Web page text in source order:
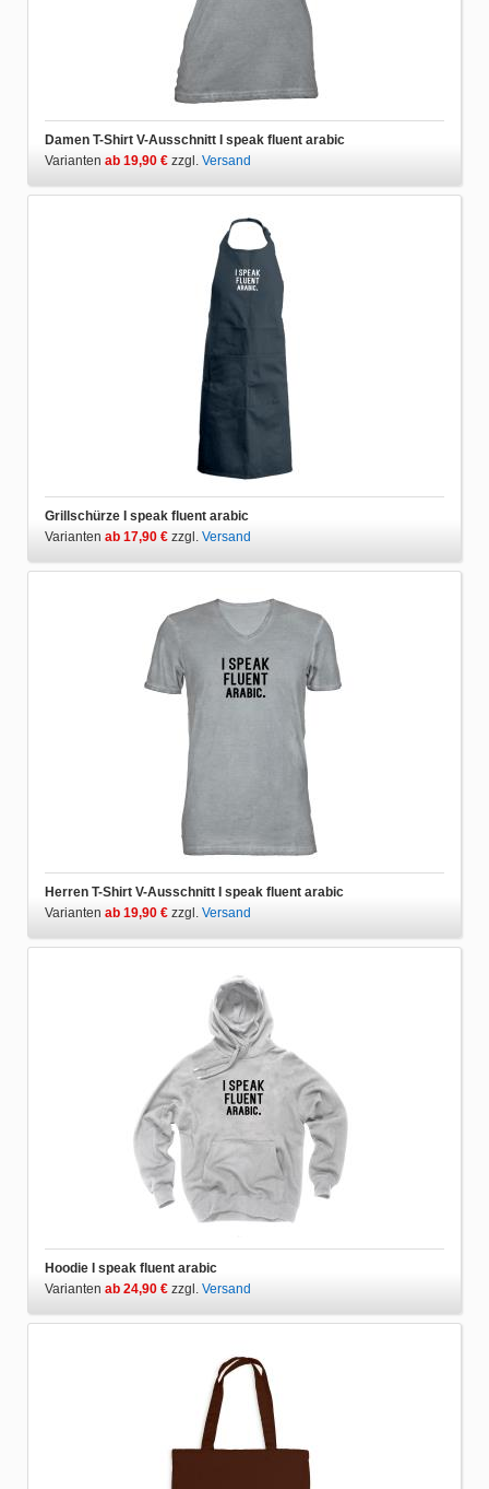
Damen T-Shirt V-Ausschnitt I speak fluent arabic
Varianten ab 19,90 € zzgl. Versand
Grillschürze I speak fluent arabic
Varianten ab 17,90 € zzgl. Versand
Herren T-Shirt V-Ausschnitt I speak fluent arabic
Varianten ab 19,90 € zzgl. Versand
Hoodie I speak fluent arabic
Varianten ab 24,90 € zzgl. Versand